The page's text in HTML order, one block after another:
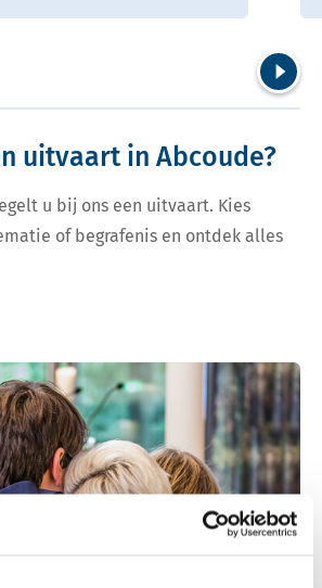
uitvaart in Abcoude?
u bij ons een uitvaart. Kies
of begrafenis en ontdek alles